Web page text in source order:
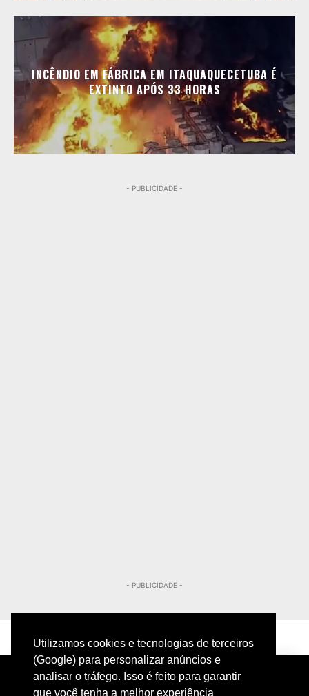
Utilizamos cookies e tecnologias de terceiros
(Google) para personalizar anúncios e
analisar o tráfego. Isso é feito para garantir
que você tenha a melhor experiência
INCÊNDIO EM FÁBRICA EM ITAQUAQUECETUBA É
EXTINTO APÓS 33 HORAS
- PUBLICIDADE -
- PUBLICIDADE -